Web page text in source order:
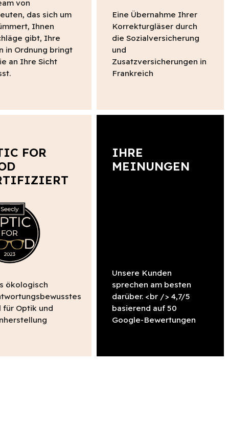
von
das sich um
Ihnen
gibt, Ihre
in Ordnung bringt
an Ihre Sicht
Eine Übernahme Ihrer
Korrekturgläser durch
die Sozialversicherung
und
Zusatzversicherungen in
Frankreich
FOR
ökologisch
für Optik und
IHRE
MEINUNGEN
Unsere Kunden
sprechen am besten
darüber. <br /> 4,7/5
basierend auf 50
Google-Bewertungen